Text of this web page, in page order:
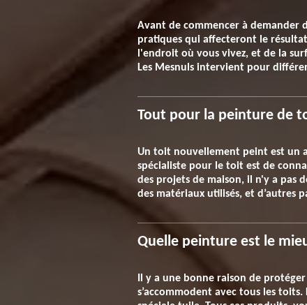
Avant de commencer à demander
pratiques qui affecteront le
l'endroit où vous vivez, et de la
Les Mesnuls intervient pour
Tout pour la peinture de
Un toit nouvellement peint est un
spécialiste pour le toit est de
des projets de maison, il n'y a pas
des matériaux utilisés, et d’autres
Quelle peinture est le
Il y a une bonne raison de
s’accommodent avec tous les